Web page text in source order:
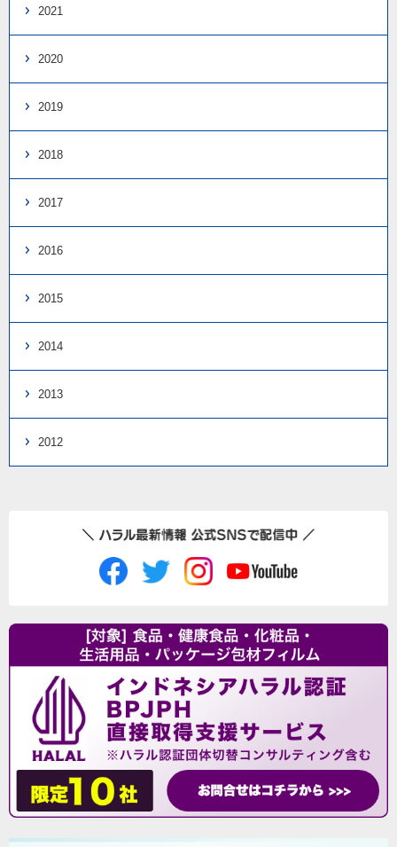
2021
2020
2019
2018
2017
2016
2015
2014
2013
2012